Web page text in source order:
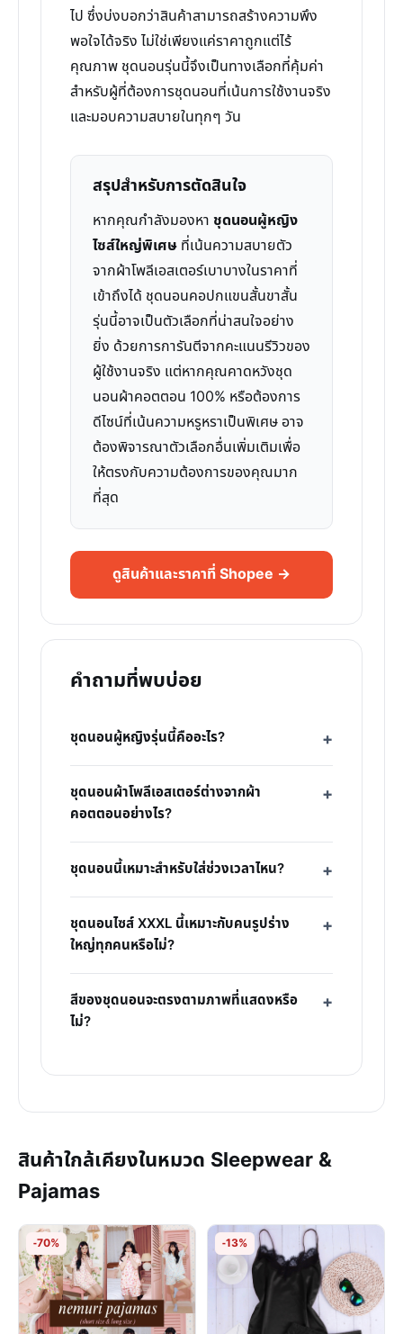
ไป ซึ่งบ่งบอกว่าสินค้าสามารถสร้างความพึง
พอใจได้จริง ไม่ใช่เพียงแค่ราคาถูกแต่ไร้
คุณภาพ ชุดนอนรุ่นนี้จึงเป็นทางเลือกที่คุ้มค่า
สำหรับผู้ที่ต้องการชุดนอนที่เน้นการใช้งานจริง
และมอบความสบายในทุกๆ วัน
สรุปสำหรับการตัดสินใจ
หากคุณกำลังมองหา ชุดนอนผู้หญิง
ไซส์ใหญ่พิเศษ ที่เน้นความสบายตัว
จากผ้าโพลีเอสเตอร์เบาบางในราคาที่
เข้าถึงได้ ชุดนอนคอปกแขนสั้นขาสั้น
รุ่นนี้อาจเป็นตัวเลือกที่น่าสนใจอย่าง
ยิ่ง ด้วยการการันตีจากคะแนนรีวิวของ
ผู้ใช้งานจริง แต่หากคุณคาดหวังชุด
นอนผ้าคอตตอน 100% หรือต้องการ
ดีไซน์ที่เน้นความหรูหราเป็นพิเศษ อาจ
ต้องพิจารณาตัวเลือกอื่นเพิ่มเติมเพื่อ
ให้ตรงกับความต้องการของคุณมาก
ที่สุด
ดูสินค้าและราคาที่ Shopee →
คำถามที่พบบ่อย
ชุดนอนผู้หญิงรุ่นนี้คืออะไร?
ชุดนอนผ้าโพลีเอสเตอร์ต่างจากผ้า
คอตตอนอย่างไร?
ชุดนอนนี้เหมาะสำหรับใส่ช่วงเวลาไหน?
ชุดนอนไซส์ XXXL นี้เหมาะกับคนรูปร่าง
ใหญ่ทุกคนหรือไม่?
สีของชุดนอนจะตรงตามภาพที่แสดงหรือ
ไม่?
สินค้าใกล้เคียงในหมวด Sleepwear &
Pajamas
-70% -13%